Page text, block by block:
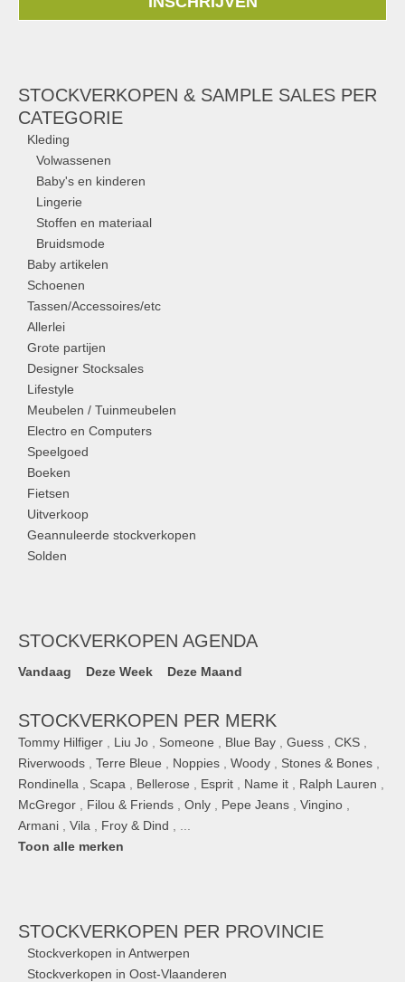
STOCKVERKOPEN & SAMPLE SALES PER
CATEGORIE
Kleding
Volwassenen
Baby's en kinderen
Lingerie
Stoffen en materiaal
Bruidsmode
Baby artikelen
Schoenen
Tassen/Accessoires/etc
Allerlei
Grote partijen
Designer Stocksales
Lifestyle
Meubelen / Tuinmeubelen
Electro en Computers
Speelgoed
Boeken
Fietsen
Uitverkoop
Geannuleerde stockverkopen
Solden
STOCKVERKOPEN AGENDA
Vandaag Deze Week Deze Maand
STOCKVERKOPEN PER MERK
Tommy Hilfiger Liu Jo Someone Blue Bay Guess CKS
Riverwoods
Terre Bleue Noppies Woody Stones & Bones
Rondinella
Scapa Bellerose Esprit Name it Ralph Lauren
McGregor
Filou & Friends Only Pepe Jeans Vingino
Armani
Vila Froy & Dind
Toon alle merken
STOCKVERKOPEN PER PROVINCIE
Stockverkopen in Antwerpen
Stockverkopen in Oost-Vlaanderen